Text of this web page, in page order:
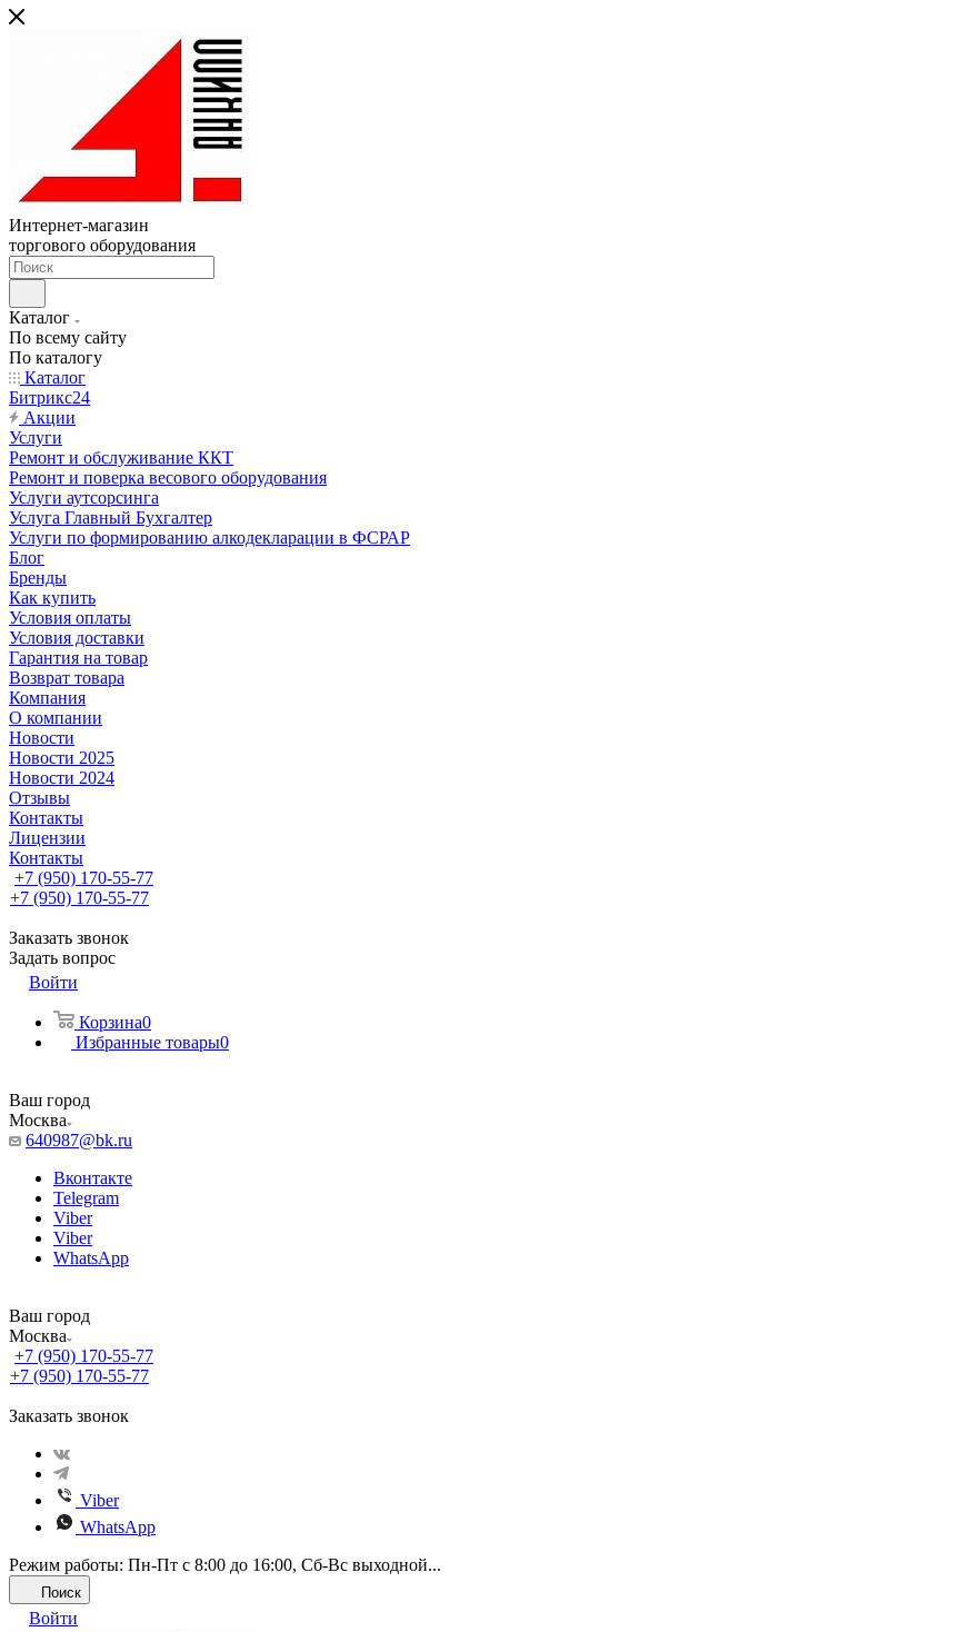
Интернет-магазин
торгового оборудования
Каталог
По всему сайту
По каталогу
Каталог
Битрикс24
Акции
Услуги
Ремонт и обслуживание ККТ
Ремонт и поверка весового оборудования
Услуги аутсорсинга
Услуга Главный Бухгалтер
Услуги по формированию алкодекларации в ФСРАР
Блог
Бренды
Как купить
Условия оплаты
Условия доставки
Гарантия на товар
Возврат товара
Компания
О компании
Новости
Новости 2025
Новости 2024
Отзывы
Контакты
Лицензии
Контакты
+7 (950) 170-55-77
+7 (950) 170-55-77
Заказать звонок
Задать вопрос
Войти
Корзина0
Избранные товары0
Ваш город
Москва
640987@bk.ru
Вконтакте
Telegram
Viber
Viber
WhatsApp
Ваш город
Москва
+7 (950) 170-55-77
+7 (950) 170-55-77
Заказать звонок
Viber
WhatsApp
Режим работы: Пн-Пт с 8:00 до 16:00, Cб-Вс выходной...
Поиск
Войти